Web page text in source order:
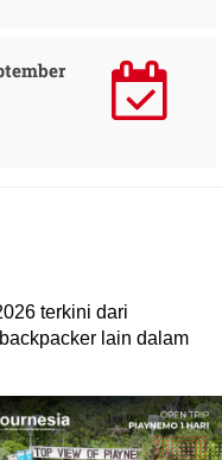
terkini dari
lain dalam